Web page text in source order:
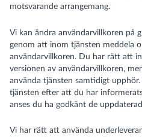
motsvarande arrangemang.
Vi kan ändra användarvillkoren på
genom att inom tjänsten meddela
användarvillkoren. Du har rätt att
versionen av användarvillkoren,
använda tjänsten samtidigt
tjänsten efter att du har
anses du ha godkänt de
Vi har rätt att använda